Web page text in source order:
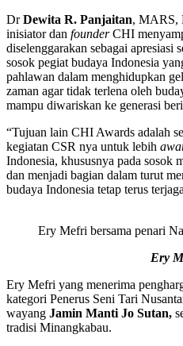
DrDewita R. Panjaitan, MARS,
inisiator dan founderCHI
diselenggarakan sebagai apresiasi
sosok pegiat budaya Indonesia
pahlawan dalam menghidupkan
zaman agar tidak terlena oleh
mampu diwariskan ke generasi
“Tujuan lain CHI Awards adalah
kegiatan CSR nya untuk lebih
Indonesia, khususnya pada sosok
dan menjadi bagian dalam turut
budaya Indonesia tetap terus
Ery Mefri bersama penari
Ery
Ery Mefri yang menerima
kategori Penerus Seni Tari
wayang Jamin Manti Jo Sutan,
tradisi Minangkabau.